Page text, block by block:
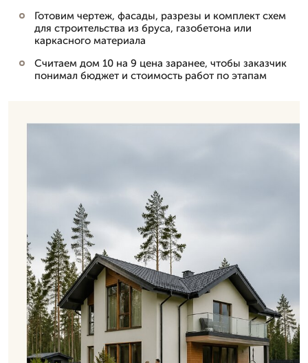
Готовим чертеж, фасады, разрезы и комплект схем
для строительства из бруса, газобетона или
каркасного материала
Считаем дом 10 на 9 цена заранее, чтобы заказчик
понимал бюджет и стоимость работ по этапам